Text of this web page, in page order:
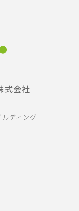
式会社
ディング